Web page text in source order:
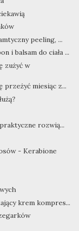
peeling, ...
i balsam do ciała ...
zużyć w
przeżyć miesiąc z...
rozwią...
- Kerabione
krem kompres...